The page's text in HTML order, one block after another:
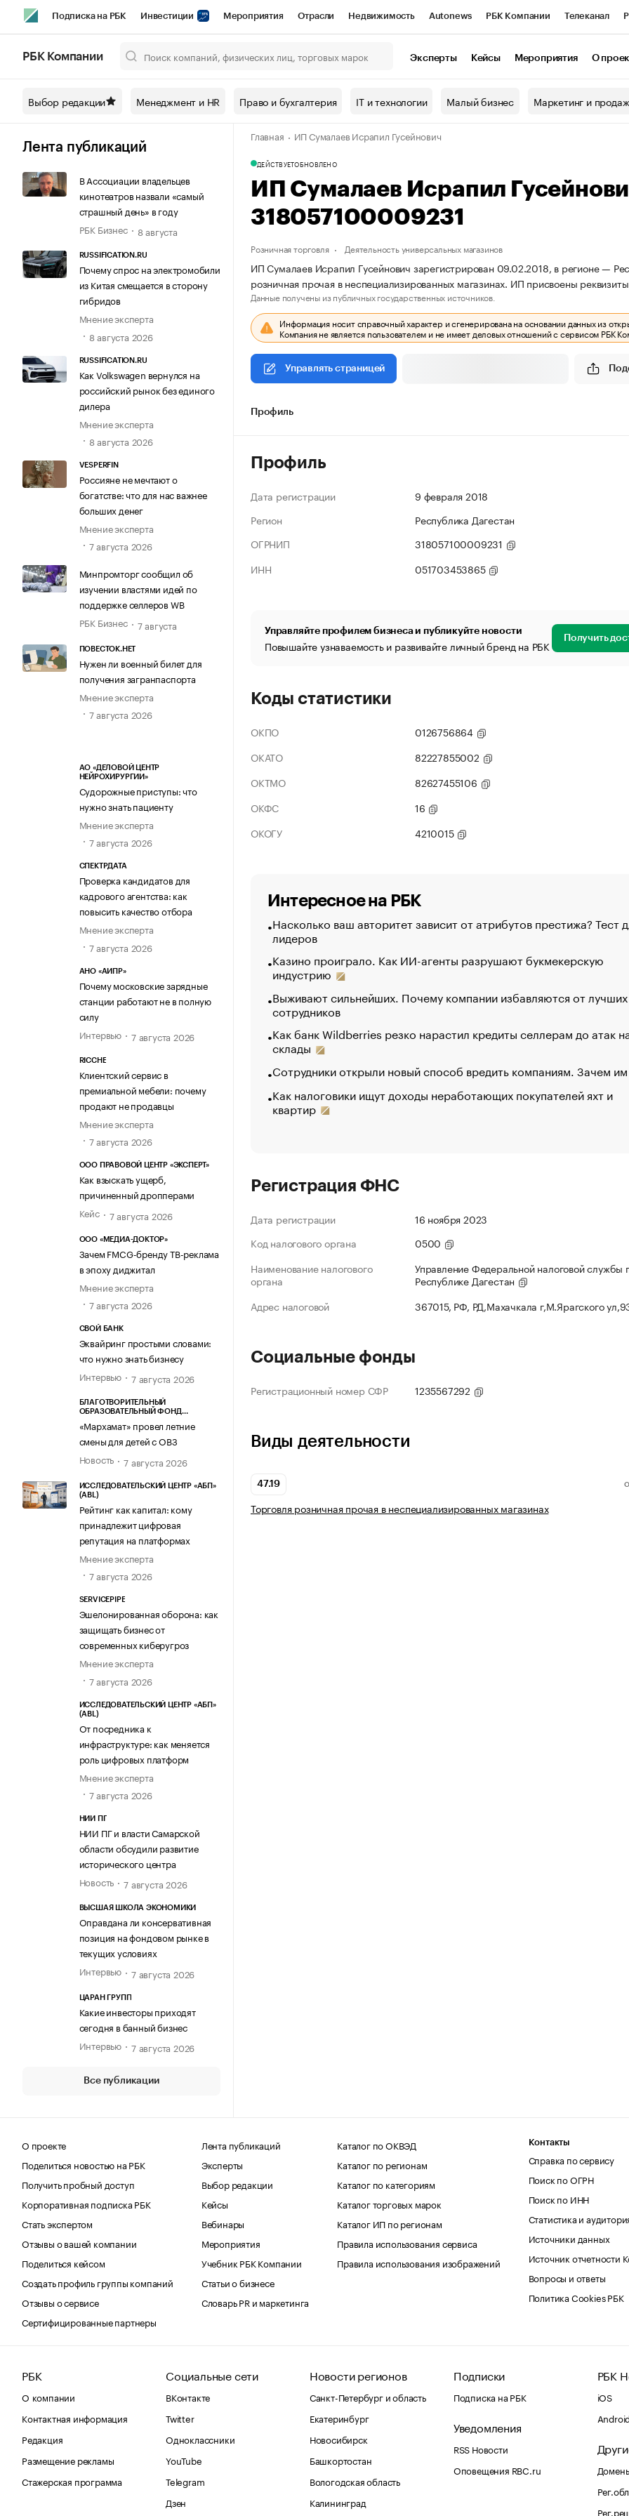
Подписка на РБК Инвестиции Мероприятия Отрасли Недвижимость Autonews РБК Компании Телеканал
Спецпроекты СПб Конференции СПб Спецпроекты Проверка контрагентов
Технологии и медиа Рынок наличной валюты
РБК Компании Эксперты Кейсы Мероприятия О
Выбор редакции Менеджмент и HR Право и бухгалтерия IT и технологии Малый бизнес Маркетинг и
Лента публикаций
В Ассоциации владельцев
кинотеатров назвали «самый
страшный день» в году
РБК Бизнес
8 августа
RUSSIFICATION.RU
Почему спрос на электромобили
из Китая смещается в сторону
гибридов
Мнение эксперта
8 августа 2026
RUSSIFICATION.RU
Как Volkswagen вернулся на
российский рынок без единого
дилера
Мнение эксперта
8 августа 2026
VESPERFIN
Россияне не мечтают о
богатстве: что для нас важнее
больших денег
Мнение эксперта
7 августа 2026
Минпромторг сообщил об
изучении властями идей по
поддержке селлеров WB
РБК Бизнес
7 августа
ПОВЕСТОК.НЕТ
Нужен ли военный билет для
получения загранпаспорта
Мнение эксперта
7 августа 2026
АО «ДЕЛОВОЙ ЦЕНТР
НЕЙРОХИРУРГИИ»
Судорожные приступы: что
нужно знать пациенту
Мнение эксперта
7 августа 2026
СПЕКТРДАТА
Проверка кандидатов для
кадрового агентства: как
повысить качество отбора
Мнение эксперта
7 августа 2026
АНО «АИПР»
Почему московские зарядные
станции работают не в полную
силу
Интервью
7 августа 2026
RICCHE
Клиентский сервис в
премиальной мебели: почему
продают не продавцы
Мнение эксперта
7 августа 2026
ООО ПРАВОВОЙ ЦЕНТР «ЭКСПЕРТ»
Как взыскать ущерб,
причиненный дропперами
Кейс
7 августа 2026
ООО «МЕДИА-ДОКТОР»
Зачем FMCG-бренду ТВ-реклама
в эпоху диджитал
Мнение эксперта
7 августа 2026
СВОЙ БАНК
Эквайринг простыми словами:
что нужно знать бизнесу
Интервью
7 августа 2026
БЛАГОТВОРИТЕЛЬНЫЙ
ОБРАЗОВАТЕЛЬНЫЙ ФОНД
«Мархамат» провел летние
смены для детей с ОВЗ
Новость
7 августа 2026
ИССЛЕДОВАТЕЛЬСКИЙ ЦЕНТР «АБП»
(ABL)
Рейтинг как капитал: кому
принадлежит цифровая
репутация на платформах
Мнение эксперта
7 августа 2026
SERVICEPIPE
Эшелонированная оборона: как
защищать бизнес от
современных киберугроз
Мнение эксперта
7 августа 2026
ИССЛЕДОВАТЕЛЬСКИЙ ЦЕНТР «АБП»
(ABL)
От посредника к
инфраструктуре: как меняется
роль цифровых платформ
Мнение эксперта
7 августа 2026
НИИ ПГ
НИИ ПГ и власти Самарской
области обсудили развитие
исторического центра
Новость
7 августа 2026
ВЫСШАЯ ШКОЛА ЭКОНОМИКИ
Оправдана ли консервативная
позиция на фондовом рынке в
текущих условиях
Интервью
7 августа 2026
ЦАРАН ГРУПП
Какие инвесторы приходят
сегодня в банный бизнес
Интервью
7 августа 2026
Все публикации
Главная ИП Сумалаев Исрапил Гусейнович
ДЕЙСТВУЕТОБНОВЛЕНО
ИП Сумалаев Исрапил
318057100009231
Розничная торговля Деятельность универсальных магазинов
ИП Сумалаев Исрапил Гусейнович зарегистрирован 09.02.2018, в регионе —
розничная прочая в неспециализированных магазинах. ИП присвоены
Данные получены из публичных государственных источников.
Информация носит справочный характер и сгенерирована на основании данных из
Компания не является пользователем и не имеет деловых отношений с сервисом РБК
Управлять страницей
Профиль
Профиль
Дата регистрации
9 февраля 2018
Регион
Республика Дагестан
ОГРНИП
318057100009231
ИНН
051703453865
Управляйте профилем бизнеса и публикуйте новости
Повышайте узнаваемость и развивайте личный бренд на РБК Получить
Коды статистики
ОКПО
0126756864
ОКАТО
82227855002
ОКТМО
82627455106
ОКФС
16
ОКОГУ
4210015
Интересное на РБК
Насколько ваш авторитет зависит от атрибутов престижа? Тест
лидеров
Казино проиграло. Как ИИ-агенты разрушают букмекерскую
индустрию
Выживают сильнейших. Почему компании избавляются от лучших
сотрудников
Как банк Wildberries резко нарастил кредиты селлерам до атак
склады
Сотрудники открыли новый способ вредить компаниям. Зачем
Как налоговики ищут доходы неработающих покупателей яхт и
квартир
Регистрация ФНС
Дата регистрации
16 ноября 2023
Код налогового органа
0500
Наименование налогового
органа
Управление Федеральной налоговой службы
Республике Дагестан
Адрес налоговой
367015, РФ, РД,Махачкала г,М.Ярагского
Социальные фонды
Регистрационный номер СФР 1235567292
Виды деятельности
47.19
Торговля розничная прочая в неспециализированных магазинах
О проекте
Поделиться новостью на РБК
Получить пробный доступ
Корпоративная подписка РБК
Стать экспертом
Отзывы о вашей компании
Поделиться кейсом
Создать профиль группы компаний
Отзывы о сервисе
Сертифицированные партнеры
Лента публикаций
Эксперты
Выбор редакции
Кейсы
Вебинары
Мероприятия
Учебник РБК Компании
Статьи о бизнесе
Словарь PR и маркетинга
Каталог по ОКВЭД
Каталог по регионам
Каталог по категориям
Каталог торговых марок
Каталог ИП по регионам
Правила использования сервиса
Правила использования изображений
Контакты
Справка по сервису
Поиск по ОГРН
Поиск по ИНН
Статистика и
Источники данных
Источник отчетности
Вопросы и ответы
Политика Cookies РБК
РБК
О компании
Контактная информация
Редакция
Размещение рекламы
Стажерская программа
Социальные сети
ВКонтакте
Twitter
Одноклассники
YouTube
Telegram
Дзен
Новости регионов
Санкт-Петербург и область
Екатеринбург
Новосибирск
Башкортостан
Вологодская область
Калининград
Подписки
Подписка на РБК
Уведомления
RSS Новости
Оповещения RBC.ru
РБК
iOS